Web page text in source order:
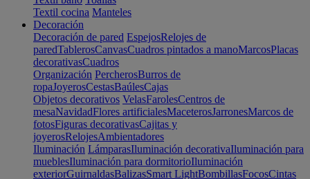
Textil cocina Manteles
Decoración
Decoración de pared EspejosRelojes de
paredTablerosCanvasCuadros pintados a manoMarcosPlacas
decorativasCuadros
Organización PercherosBurros de
ropaJoyerosCestasBaúlesCajas
Objetos decorativos VelasFarolesCentros de
mesaNavidadFlores artificialesMaceterosJarronesMarcos de
fotosFiguras decorativasCajitas y
joyerosRelojesAmbientadores
Iluminación LámparasIluminación decorativaIluminación para
mueblesIluminación para dormitorioIluminación
exteriorGuirnaldasBalizasSmart LightBombillasFocosCintas